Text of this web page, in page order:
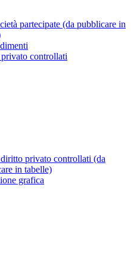
partecipate (da pubblicare in
controllati
privato controllati (da
in tabelle)
grafica